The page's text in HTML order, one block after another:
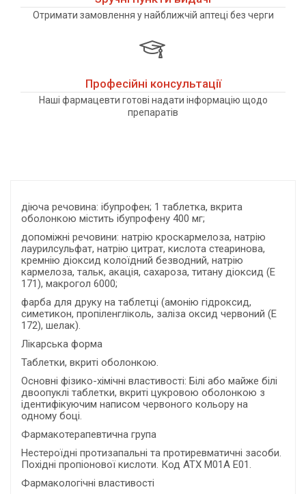
Отримати замовлення у найближчій аптеці без черги
Професійні консультації
Наші фармацевти готові надати інформацію щодо
препаратів
діюча речовина: ібупрофен; 1 таблетка, вкрита
оболонкою містить ібупрофену 400 мг;
допоміжні речовини: натрію кроскармелоза, натрію
лаурилсульфат, натрію цитрат, кислота стеаринова,
кремнію діоксид колоїдний безводний, натрію
кармелоза, тальк, акація, сахароза, титану діоксид (E
171), макрогол 6000;
фарба для друку на таблетці (амонію гідроксид,
симетикон, пропіленгліколь, заліза оксид червоний (Е
172), шелак).
Лікарська форма
Таблетки, вкриті оболонкою.
Основні фізико-хімічні властивості: Білі або майже білі
двоопуклі таблетки, вкриті цукровою оболонкою з
ідентифікуючим написом червоного кольору на
одному боці.
Фармакотерапевтична група
Нестероїдні протизапальні та протиревматичні засоби.
Похідні пропіонової кислоти. Код АТХ М01А Е01.
Фармакологічні властивості